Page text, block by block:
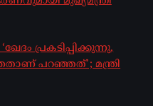
പ്രകടിപ്പിക്കുന്നു,
പറഞ്ഞത്’; മന്ത്രി